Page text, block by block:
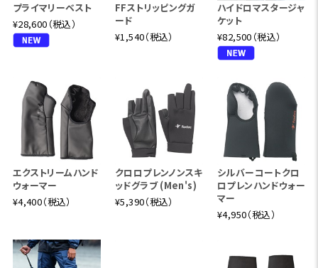
プライマリーベスト
¥28,600（税込）
FFストリッピングガ
ード
¥1,540（税込）
ハイドロマスタージャ
ケット
¥82,500（税込）
エクストリームハンド
ウォーマー
¥4,400（税込）
クロロプレンノンスキ
ッドグラブ (Men's)
¥5,390（税込）
シルバーコートクロ
ロプレンハンドウォー
マー
¥4,950（税込）